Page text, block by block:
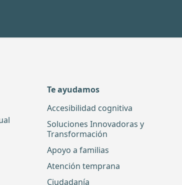
Te ayudamos
Accesibilidad cognitiva
Soluciones Innovadoras y
Transformación
Apoyo a familias
Atención temprana
Ciudadanía